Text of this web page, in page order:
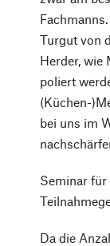
Turgut von
Herder, wie
poliert
(Küchen-
bei uns im
Seminar für
Da die